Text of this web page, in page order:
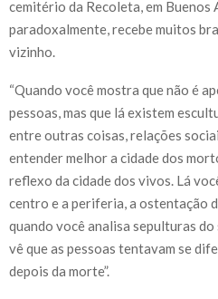
cemitério da Recoleta, em Buenos
paradoxalmente, recebe muitos
vizinho.
“Quando você mostra que não é
pessoas, mas que lá existem
entre outras coisas, relações
entender melhor a cidade dos
reflexo da cidade dos vivos. Lá
centro e a periferia, a ostentação
quando você analisa sepulturas
vê que as pessoas tentavam se
depois da morte”.